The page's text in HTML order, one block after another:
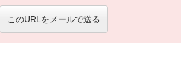
このURLをメールで送る